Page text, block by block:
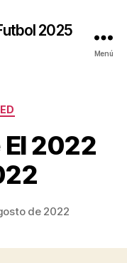
2025
Menú
El 2022
de 2022